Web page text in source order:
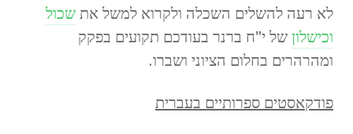
לא רעה להשלים השכלה ולקרוא למשל את שכול
וכישלון של י"ח ברנר בעודכם תקועים בפקק
ומהרהרים בחלום הציוני ושברו.
פודקאסטים ספרותיים בעברית